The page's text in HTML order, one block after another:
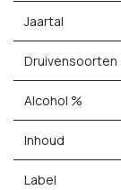
Jaartal
Druivensoorten
Alcohol %
Inhoud
Label